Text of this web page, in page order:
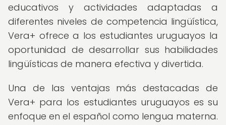
educativos y actividades adaptadas a
diferentes niveles de competencia lingüística,
Vera+ ofrece a los estudiantes uruguayos la
oportunidad de desarrollar sus habilidades
lingüísticas de manera efectiva y divertida.
Una de las ventajas más destacadas de
Vera+ para los estudiantes uruguayos es su
enfoque en el español como lengua materna.